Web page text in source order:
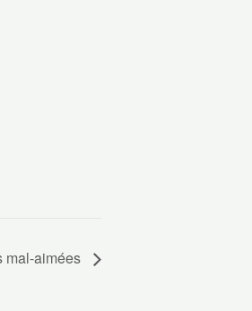
mal-aimées